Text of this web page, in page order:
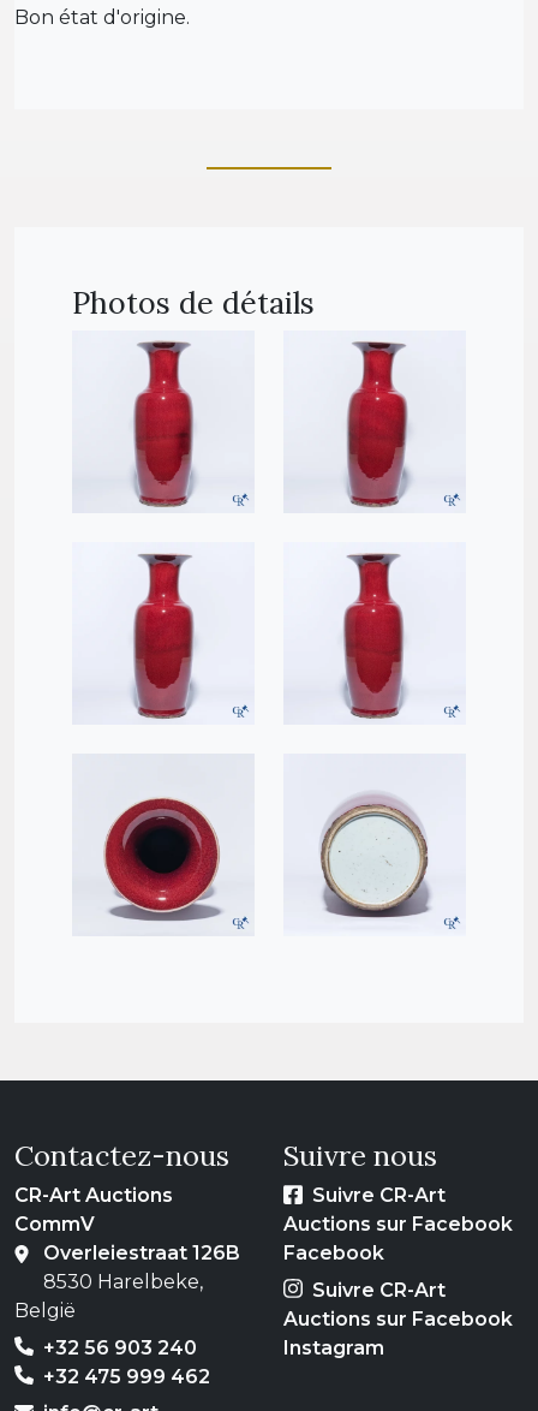
Bon état d'origine.
Photos de détails
Contactez-nous
CR-Art Auctions
CommV
Overleiestraat 126B
8530 Harelbeke,
België
+32 56 903 240
+32 475 999 462
Suivre nous
Suivre CR-Art
Auctions sur Facebook
Facebook
Suivre CR-Art
Auctions sur Facebook
Instagram